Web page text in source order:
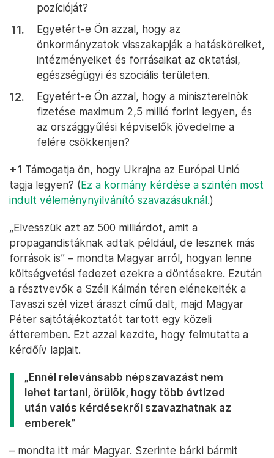
pozícióját?
Egyetért-e Ön azzal, hogy az
önkormányzatok visszakapják a hatásköreiket,
intézményeiket és forrásaikat az oktatási,
egészségügyi és szociális területen.
Egyetért-e Ön azzal, hogy a miniszterelnök
fizetése maximum 2,5 millió forint legyen, és
az országgyűlési képviselők jövedelme a
felére csökkenjen?
+1 Támogatja ön, hogy Ukrajna az Európai Unió
tagja legyen? (Ez a kormány kérdése a szintén most
indult véleménynyilvánító szavazásuknál.)
„Elvesszük azt az 500 milliárdot, amit a
propagandistáknak adtak például, de lesznek más
források is” – mondta Magyar arról, hogyan lenne
költségvetési fedezet ezekre a döntésekre. Ezután
a résztvevők a Széll Kálmán téren elénekelték a
Tavaszi szél vizet áraszt című dalt, majd Magyar
Péter sajtótájékoztatót tartott egy közeli
étteremben. Ezt azzal kezdte, hogy felmutatta a
kérdőív lapjait.
„Ennél relevánsabb népszavazást nem
lehet tartani, örülök, hogy több évtized
után valós kérdésekről szavazhatnak az
emberek”
– mondta itt már Magyar. Szerinte bárki bármit